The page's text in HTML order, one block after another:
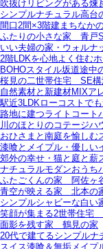
吹抜けリビングがある煉
シンプルナチュラル高台
間口2間×3階建まちなか
ふたりの小さな家＿青戸
いい夫婦の家・ウォルナ
2階LDKを心地よく住む
BOHOスタイル坂道途中
桜見の二世帯住宅＿SE
自然素材と新建材MIXア
駅近3LDKローコストで
路地に建つライトコート
川のほとりのコテージハ
おひさまと南庭を愉しむ
漆喰とメイプル・優しい
郊外の幸せ・猫と庭と薪
ナチュラルモダンおうち
ふたごくんの家＿阿佐ヶ
青空が映える家＿北本の
シンプルシャビーな白い
笑顔が集まる2世帯住宅
面影を残す家＿鶴見の家
20代で建てるシンプルナ
スイス漆喰＆無垢メイプ